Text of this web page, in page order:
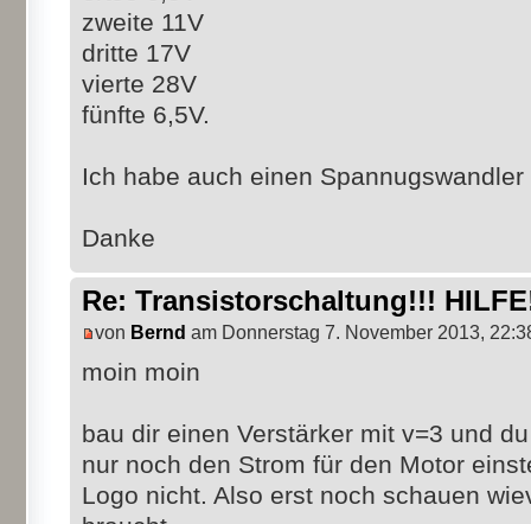
zweite 11V
dritte 17V
vierte 28V
fünfte 6,5V.
Ich habe auch einen
Danke
Re: Transistorschaltung!!!
von Bernd am Donnerstag 7. November 2013,
moin moin
bau dir einen Verstärker mit v=3 und
nur noch den Strom für den Motor
Logo nicht. Also erst noch schauen